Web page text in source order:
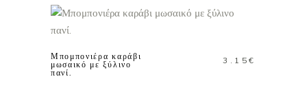
ΠΡΟΣΘΗΚΗ ΣΤΟ
Μπομπονιέρα καράβι
μωσαικό με ξύλινο
πανί.
3.15€